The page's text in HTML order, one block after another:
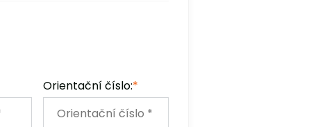
Orientační číslo:*